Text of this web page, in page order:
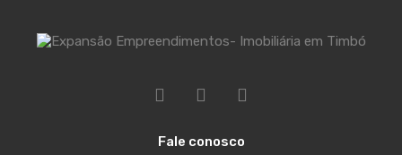
Fale conosco